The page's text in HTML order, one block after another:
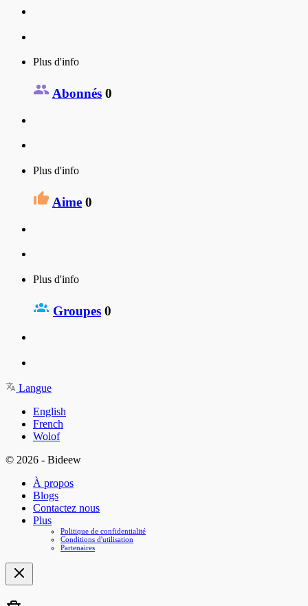
Plus d'info
Abonnés 0
Plus d'info
Aime 0
Plus d'info
Groupes 0
Langue
English
French
Wolof
© 2026 - Bideew
À propos
Blogs
Contactez nous
Plus
Politique de confidentialité
Conditions d'utilisation
Partenaires